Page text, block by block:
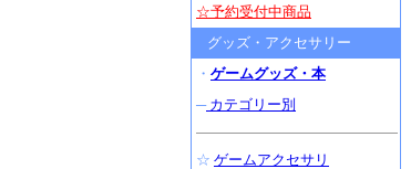
☆予約受付中商品
グッズ・アクセサリー
・ ゲームグッズ・本
─カテゴリー別
☆ ゲームアクセサリ